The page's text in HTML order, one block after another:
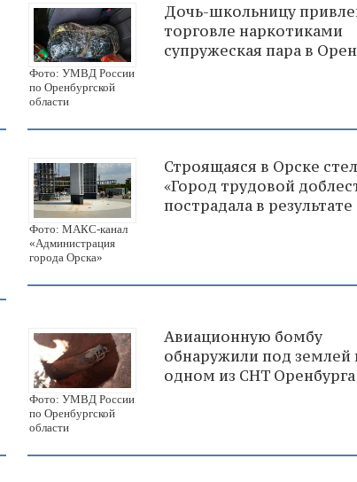
Фото: УМВД России
по Оренбургской
области
Дочь-школьницу
торговле наркотиками
супружеская пара в
Фото: МАКС-канал
«Администрация
города Орска»
Строящаяся в Орске
«Город трудовой
пострадала в
Фото: УМВД России
по Оренбургской
области
Авиационную бомбу
обнаружили под землей
одном из СНТ Оренбурга